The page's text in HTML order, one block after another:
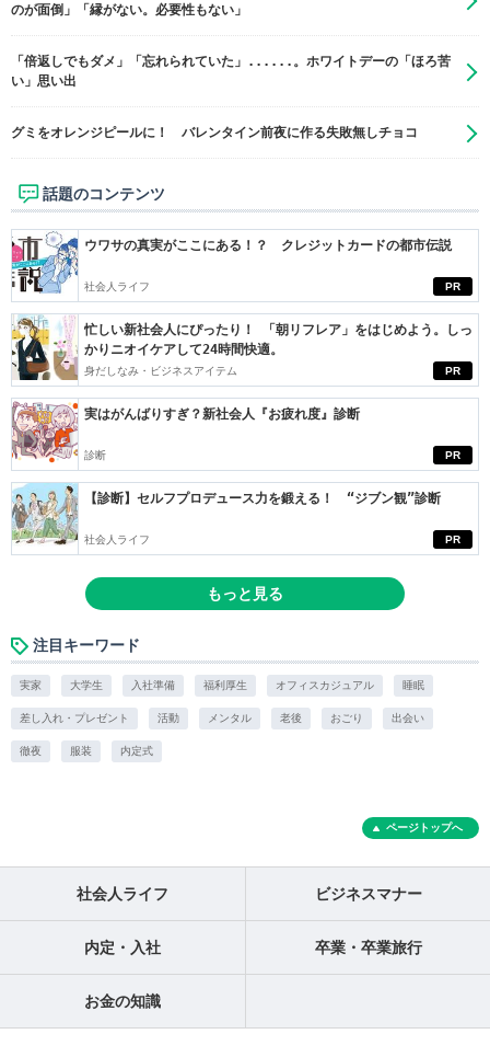
のが面倒」「縁がない。必要性もない」
「倍返しでもダメ」「忘れられていた」......。ホワイトデーの「ほろ苦
い」思い出
グミをオレンジピールに！ バレンタイン前夜に作る失敗無しチョコ
話題のコンテンツ
PR
ウワサの真実がここにある！？ クレジットカードの都市伝説
社会人ライフ
PR
忙しい新社会人にぴったり！ 「朝リフレア」をはじめよう。しっ
かりニオイケアして24時間快適。
身だしなみ・ビジネスアイテム
PR
実はがんばりすぎ？新社会人『お疲れ度』診断
診断
PR
【診断】セルフプロデュース力を鍛える！ “ジブン観”診断
社会人ライフ
もっと見る
注目キーワード
実家 大学生 入社準備 福利厚生 オフィスカジュアル 睡眠
差し入れ・プレゼント 活動 メンタル 老後 おごり 出会い
徹夜 服装 内定式
ページトップへ
社会人ライフ ビジネスマナー
内定・入社 卒業・卒業旅行
お金の知識